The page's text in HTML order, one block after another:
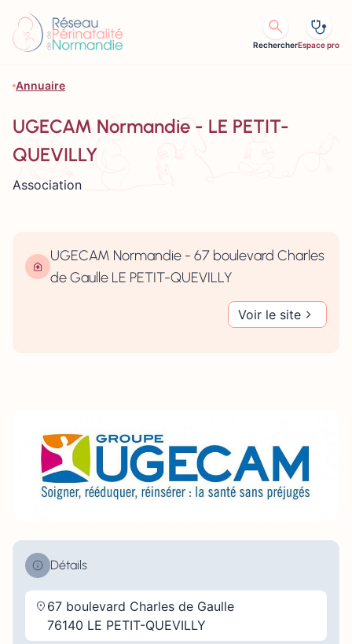
RechercherEspace pro
Annuaire
UGECAM Normandie - LE PETIT-
QUEVILLY
Association
UGECAM Normandie - 67 boulevard Charles
de Gaulle LE PETIT-QUEVILLY
Voir le site
Détails
67 boulevard Charles de Gaulle
76140 LE PETIT-QUEVILLY